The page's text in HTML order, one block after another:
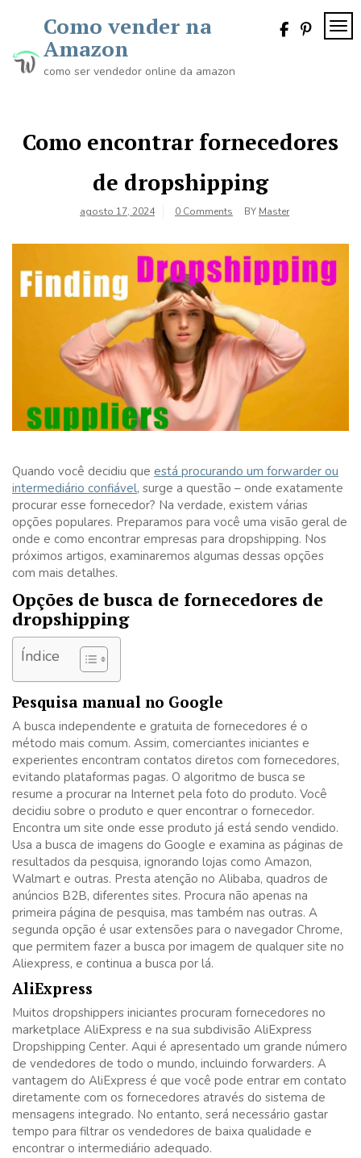
Como vender na
Amazon
como ser vendedor online da amazon
Como encontrar fornecedores
de dropshipping
agosto 17, 2024 0 Comments BY Master
Quando você decidiu que está procurando um forwarder ou
intermediário confiável, surge a questão – onde exatamente
procurar esse fornecedor? Na verdade, existem várias
opções populares. Preparamos para você uma visão geral de
onde e como encontrar empresas para dropshipping. Nos
próximos artigos, examinaremos algumas dessas opções
com mais detalhes.
Opções de busca de fornecedores de
dropshipping
Índice
Pesquisa manual no Google
A busca independente e gratuita de fornecedores é o
método mais comum. Assim, comerciantes iniciantes e
experientes encontram contatos diretos com fornecedores,
evitando plataformas pagas. O algoritmo de busca se
resume a procurar na Internet pela foto do produto. Você
decidiu sobre o produto e quer encontrar o fornecedor.
Encontra um site onde esse produto já está sendo vendido.
Usa a busca de imagens do Google e examina as páginas de
resultados da pesquisa, ignorando lojas como Amazon,
Walmart e outras. Presta atenção no Alibaba, quadros de
anúncios B2B, diferentes sites. Procura não apenas na
primeira página de pesquisa, mas também nas outras. A
segunda opção é usar extensões para o navegador Chrome,
que permitem fazer a busca por imagem de qualquer site no
Aliexpress, e continua a busca por lá.
AliExpress
Muitos dropshippers iniciantes procuram fornecedores no
marketplace AliExpress e na sua subdivisão AliExpress
Dropshipping Center. Aqui é apresentado um grande número
de vendedores de todo o mundo, incluindo forwarders. A
vantagem do AliExpress é que você pode entrar em contato
diretamente com os fornecedores através do sistema de
mensagens integrado. No entanto, será necessário gastar
tempo para filtrar os vendedores de baixa qualidade e
encontrar o intermediário adequado.